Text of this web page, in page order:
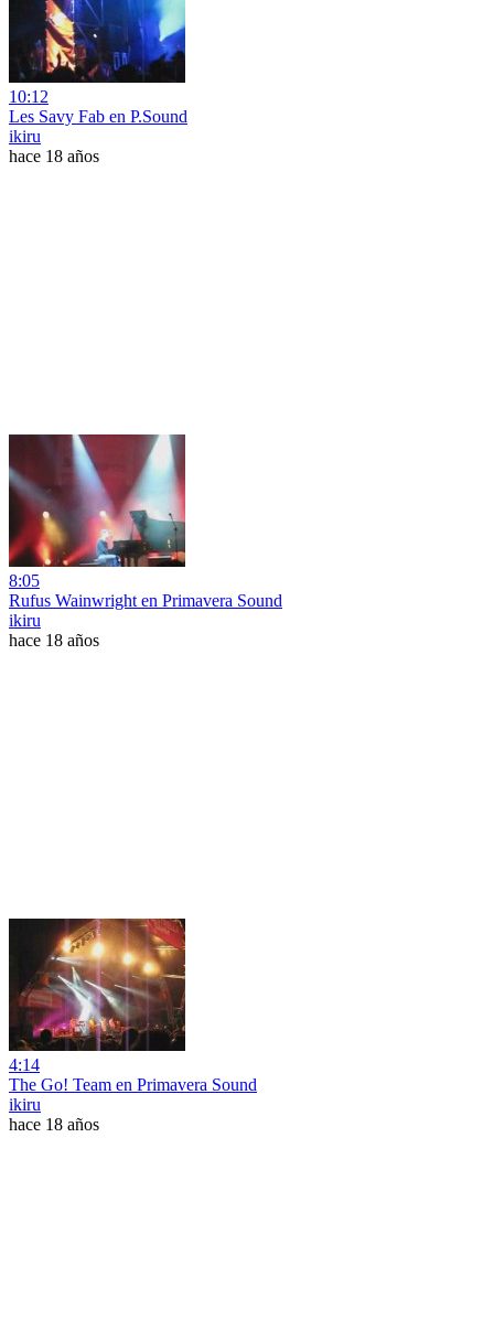
10:12
Les Savy Fab en P.Sound
ikiru
hace 18 años
8:05
Rufus Wainwright en Primavera Sound
ikiru
hace 18 años
4:14
The Go! Team en Primavera Sound
ikiru
hace 18 años